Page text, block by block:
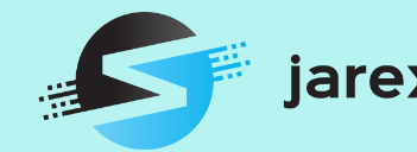
Skip to content